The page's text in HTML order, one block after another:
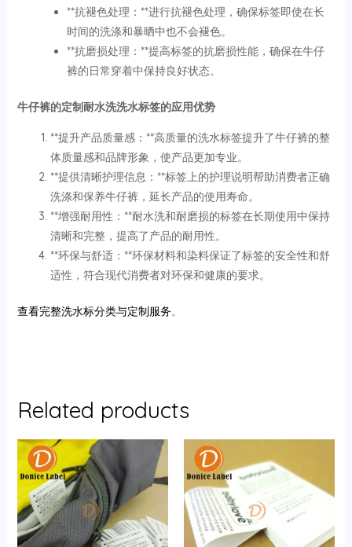
**抗褪色处理：**进行抗褪色处理，确保标签即使在长
时间的洗涤和暴晒中也不会褪色。
**抗磨损处理：**提高标签的抗磨损性能，确保在牛仔
裤的日常穿着中保持良好状态。
牛仔裤的定制耐水洗洗水标签的应用优势
**提升产品质量感：**高质量的洗水标签提升了牛仔裤的整
体质量感和品牌形象，使产品更加专业。
**提供清晰护理信息：**标签上的护理说明帮助消费者正确
洗涤和保养牛仔裤，延长产品的使用寿命。
**增强耐用性：**耐水洗和耐磨损的标签在长期使用中保持
清晰和完整，提高了产品的耐用性。
**环保与舒适：**环保材料和染料保证了标签的安全性和舒
适性，符合现代消费者对环保和健康的要求。
查看完整洗水标分类与定制服务。
Related products